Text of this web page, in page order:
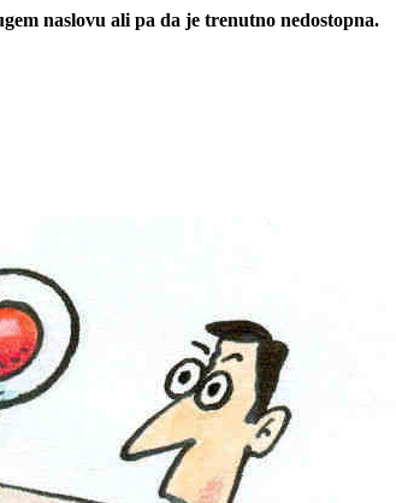
naslovu ali pa da je trenutno nedostopna.